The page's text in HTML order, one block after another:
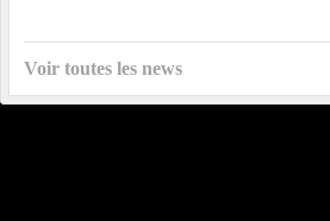
Voir toutes les news